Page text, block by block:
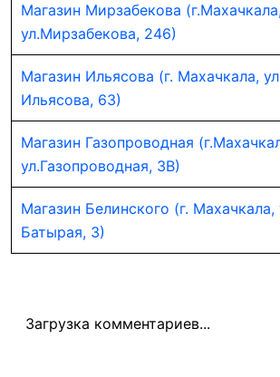
Магазин Мирзабекова
ул.Мирзабекова, 246)
Магазин Ильясова (г. Махачкала,
Ильясова, 63)
Магазин Газопроводная
ул.Газопроводная, 3В)
Магазин Белинского (г. Махачкала,
Батырая, 3)
Загрузка комментариев...